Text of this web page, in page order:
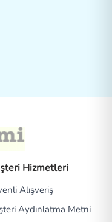
Hizmetleri
Alışveriş
Aydınlatma Metni